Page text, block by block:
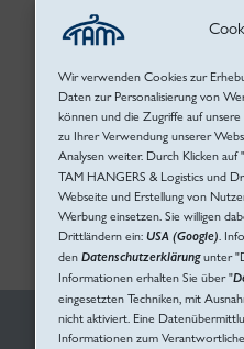
Wir verwenden Cookies zur
Daten zur Personalisierung von
können und die Zugriffe auf
zu Ihrer Verwendung unserer
Analysen weiter. Durch Klicken auf "
TAM HANGERS & Logistics und
Webseite und Erstellung von
Werbung einsetzen. Sie willigen
Drittländern ein: USA (Google).
den Datenschutzerklärungunter
Informationen erhalten Sie über "
eingesetzten Techniken, mit
nicht aktiviert. Eine
Informationen zum